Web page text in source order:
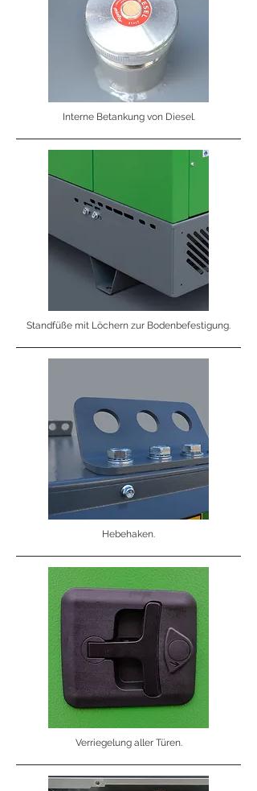
Interne Betankung von Diesel.
Standfüße mit Löchern zur Bodenbefestigung.
Hebehaken.
Verriegelung aller Türen.